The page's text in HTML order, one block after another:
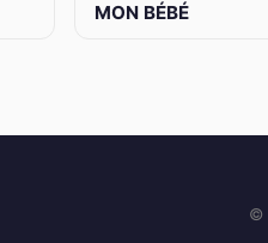
MON BÉBÉ
©